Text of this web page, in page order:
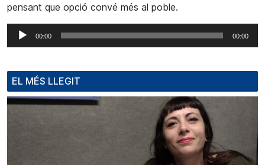
pensant que opció convé més al poble.
Reproductor
d'àudio
00:00 00:00
EL MÉS LLEGIT